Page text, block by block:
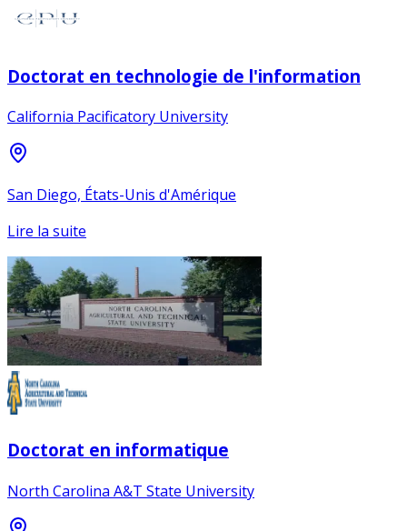
Doctorat en technologie de l'information
California Pacificatory University
San Diego, États-Unis d'Amérique
Lire la suite
Doctorat en informatique
North Carolina A&T State University